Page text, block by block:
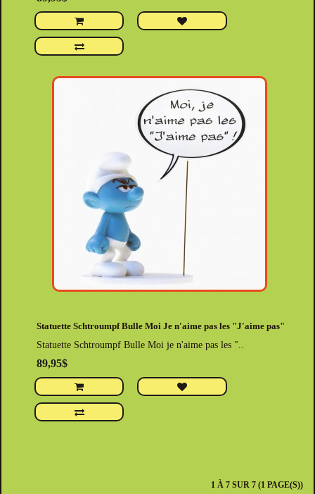
Statuette Schtroumpf Bulle Moi Je n'aime pas les "J'aime pas"
Statuette Schtroumpf Bulle Moi je n'aime pas les "..
89,95$
1 À 7 SUR 7 (1 PAGE(S))